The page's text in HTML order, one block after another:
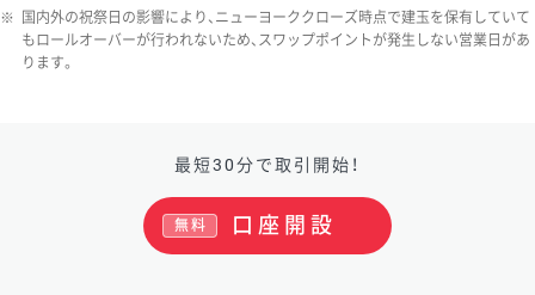
※
国内外の祝祭日の影響により、ニューヨーククローズ時点で建玉を保有していて
もロールオーバーが行われないため、スワップポイントが発生しない営業日があ
ります。
最短30分で取引開始！
口座開設
無料